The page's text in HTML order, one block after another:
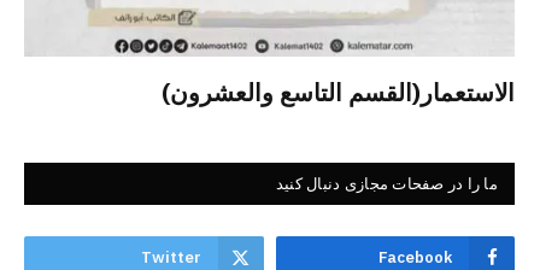
الاستعمار(القسم التاسع والعشرون)
ما را در صفحات مجازی دنبال کنید
Facebook
Twitter